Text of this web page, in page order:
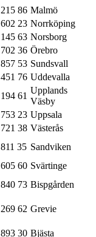
215 86 Malmö
602 23 Norrköping
145 63 Norsborg
702 36 Örebro
857 53 Sundsvall
451 76 Uddevalla
194 61
Upplands
Väsby
753 23 Uppsala
721 38 Västerås
811 35 Sandviken
605 60 Svärtinge
840 73 Bispgården
269 62 Grevie
893 30 Bjästa